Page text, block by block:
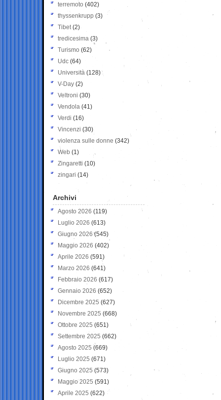
terremoto (402)
thyssenkrupp (3)
Tibet(2)
tredicesima (3)
Turismo (62)
Udc (64)
Università (128)
V-Day (2)
Veltroni (30)
Vendola (41)
Verdi (16)
Vincenzi (30)
violenza sulle donne (342)
Web (1)
Zingaretti (10)
zingari (14)
Archivi
Agosto 2026 (119)
Luglio 2026 (613)
Giugno 2026 (545)
Maggio 2026 (402)
Aprile 2026 (591)
Marzo 2026 (641)
Febbraio 2026 (617)
Gennaio 2026 (652)
Dicembre 2025 (627)
Novembre 2025 (668)
Ottobre 2025 (651)
Settembre 2025 (662)
Agosto 2025 (669)
Luglio 2025 (671)
Giugno 2025 (573)
Maggio 2025 (591)
Aprile 2025 (622)